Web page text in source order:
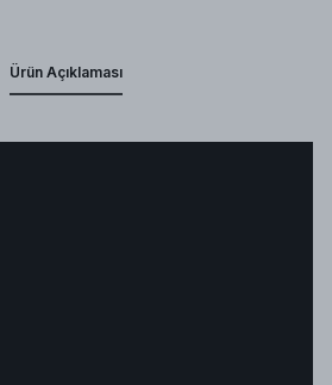
Ürün Açıklaması